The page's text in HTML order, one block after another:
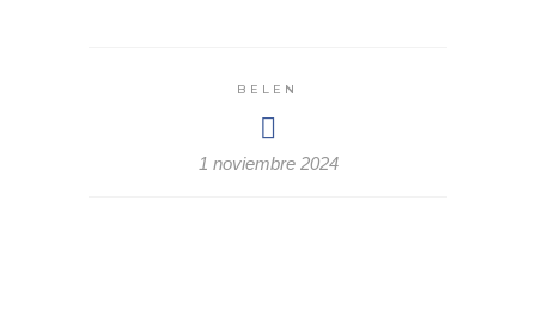
BELEN
1 noviembre 2024